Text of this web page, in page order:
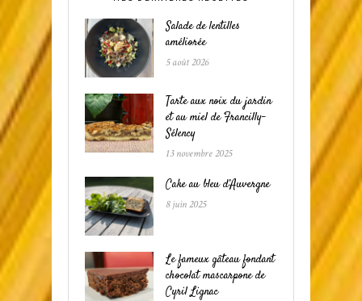
Salade de lentilles
améliorée
5 août 2026
Tarte aux noix du jardin
et au miel de Francilly-
Sélency
13 novembre 2025
Cake au bleu d’Auvergne
8 juin 2025
Le fameux gâteau fondant
chocolat mascarpone de
Cyril Lignac